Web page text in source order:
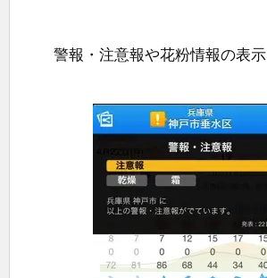
警報・注意報や花粉情報の表示